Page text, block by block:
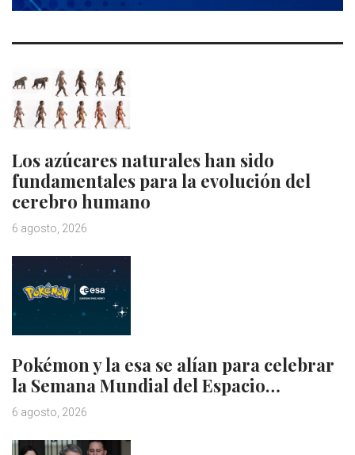
Los azúcares naturales han sido
fundamentales para la evolución del
cerebro humano
6 agosto, 2026
Pokémon y la esa se alían para celebrar
la Semana Mundial del Espacio…
6 agosto, 2026